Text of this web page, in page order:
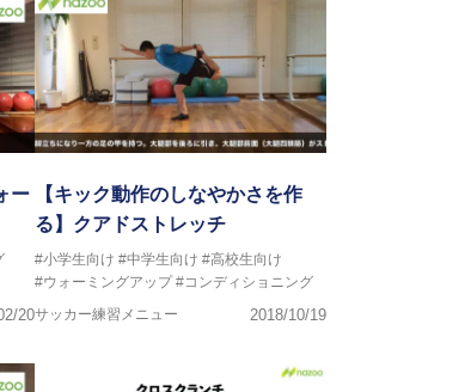
ー
20
【キック動作のしなやかさを作
る】クアドストレッチ
#小学生向け #中学生向け #高校生向け
#ウォーミングアップ #コンディショニング
サッカー練習メニュー
2018/10/19